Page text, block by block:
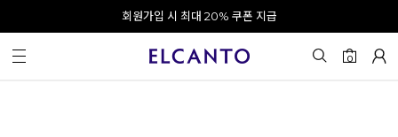
오전 10시 이전 결제 완료 시 오늘 출발!
회원가입 시 최대 20% 쿠폰 지급
0